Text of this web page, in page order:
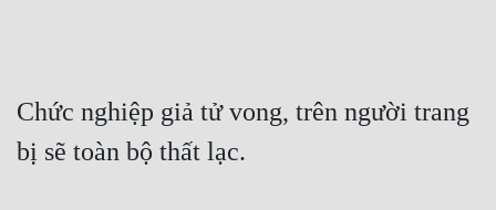
Chức nghiệp giả tử vong, trên người trang
bị sẽ toàn bộ thất lạc.